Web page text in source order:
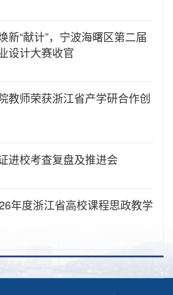
新“献计”，宁波海曙区第二届
设计大赛收官
教师荣获浙江省产学研合作创
进校考查复盘及推进会
年度浙江省高校课程思政教学